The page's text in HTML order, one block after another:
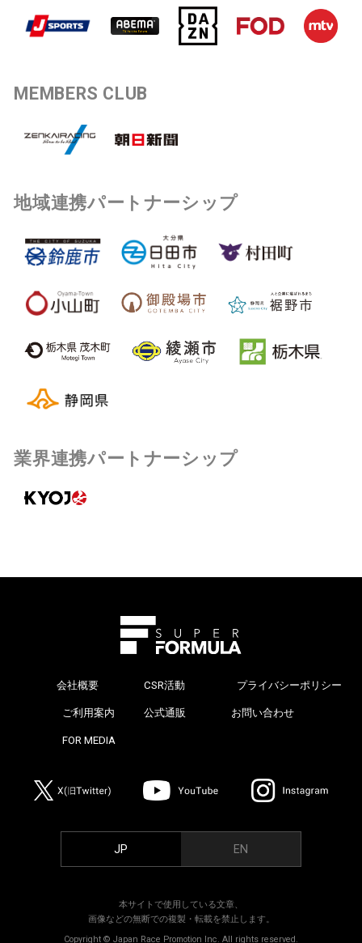
MEMBERS CLUB
地域連携パートナーシップ
業界連携パートナーシップ
会社概要 CSR活動 プライバシーポリシー
ご利用案内 公式通販 お問い合わせ
FOR MEDIA
JP EN
本サイトで使用している文章、
画像などの無断での複製・転載を禁止します。
Copyright © Japan Race Promotion Inc. All rights reserved.